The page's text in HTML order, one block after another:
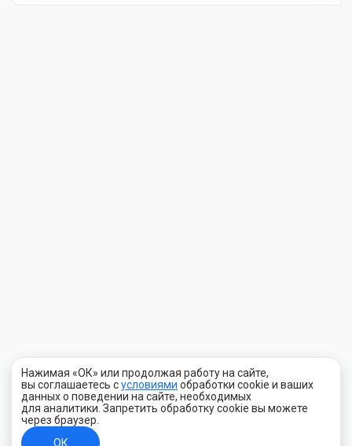
Нажимая «ОК» или продолжая работу на сайте,
вы соглашаетесь сусловиями обработки cookie и ваших
данных о поведении на сайте, необходимых
для аналитики. Запретить обработку cookie вы можете
через браузер.
ОК